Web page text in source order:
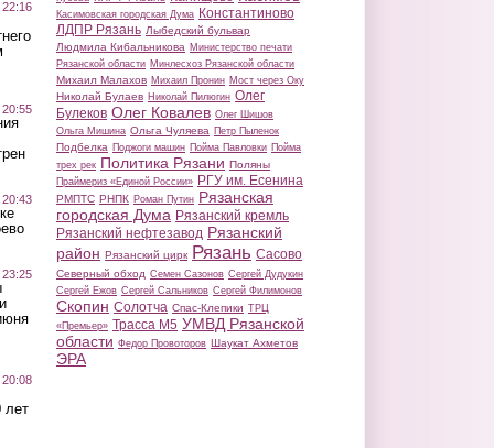
лет
Касимовская городская Дума Константиново
ЛДПР Рязань Лыбедский бульвар
Людмила Кибальникова Министерство печати
Рязанской области Минлесхоз Рязанской области
Михаил Малахов Михаил Пронин Мост через Оку
Николай Булаев Николай Пилюгин Олег
Булеков Олег Ковалев Олег Шишов
Ольга Мишина Ольга Чуляева Петр Пыленок
Подбелка Поджоги машин Пойма Павловки Пойма
трех рек Политика Рязани Поляны
Праймериз «Единой России» РГУ им. Есенина
РМПТС РНПК Роман Путин Рязанская
городская Дума Рязанский кремль
Рязанский нефтезавод Рязанский
район Рязанский цирк Рязань Сасово
Северный обход Семен Сазонов Сергей Дудукин
Сергей Ежов Сергей Сальников Сергей Филимонов
Скопин Солотча Спас-Клепики ТРЦ
«Премьер» Трасса М5 УМВД Рязанской
области Федор Провоторов Шаукат Ахметов
ЭРА